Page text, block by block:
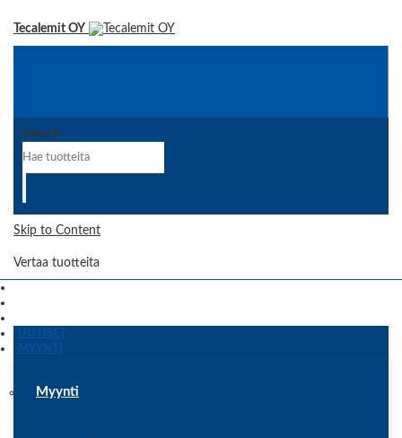
Tecalemit OY
Search
Skip to Content
Vertaa tuotteita
UUTISET
MYYNTI
Myynti